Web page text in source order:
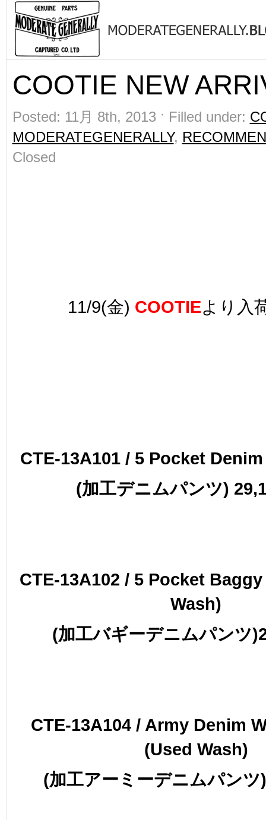
COOTIE NEW
Posted: 11月 8th, 2013 ˑ Filled under:
MODERATEGENERALLY,
Closed
11/9(金) COOTIEより入
CTE-13A101 / 5 Pocket
(加工デニムパンツ)
CTE-13A102 / 5 Pocket
Wash)
(加工バギーデニムパンツ
CTE-13A104 / Army Denim
(Used Wash)
(加工アーミーデニムパン